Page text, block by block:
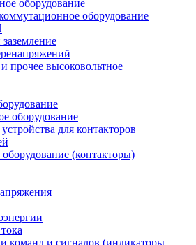
оборудование
оборудование
прочее высоковольтное
оборудование
для контакторов
(контакторы)
команд и сигналов (индикаторы,